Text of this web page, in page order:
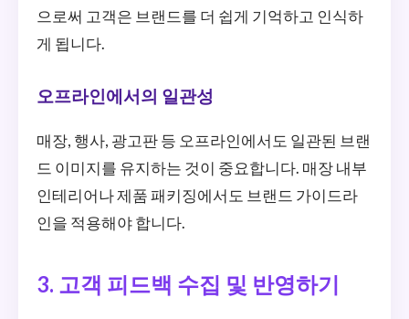
으로써 고객은 브랜드를 더 쉽게 기억하고 인식하
게 됩니다.
오프라인에서의 일관성
매장, 행사, 광고판 등 오프라인에서도 일관된 브랜
드 이미지를 유지하는 것이 중요합니다. 매장 내부
인테리어나 제품 패키징에서도 브랜드 가이드라
인을 적용해야 합니다.
3. 고객 피드백 수집 및 반영하기